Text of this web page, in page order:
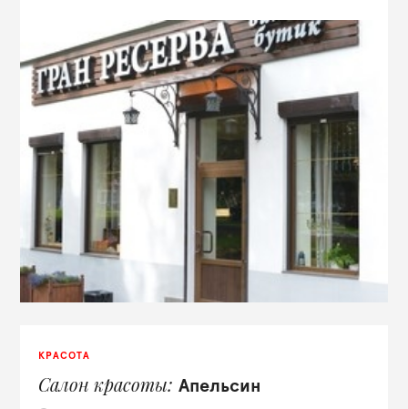
КРАСОТА
Салон красоты Апельсин